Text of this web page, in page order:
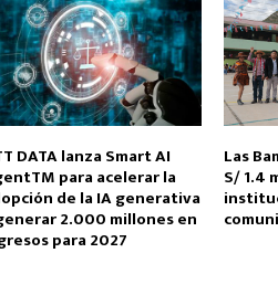
DATA lanza Smart AI
para acelerar la
de la IA generativa
2.000 millones en
para 2027
Las
S/ 1.4